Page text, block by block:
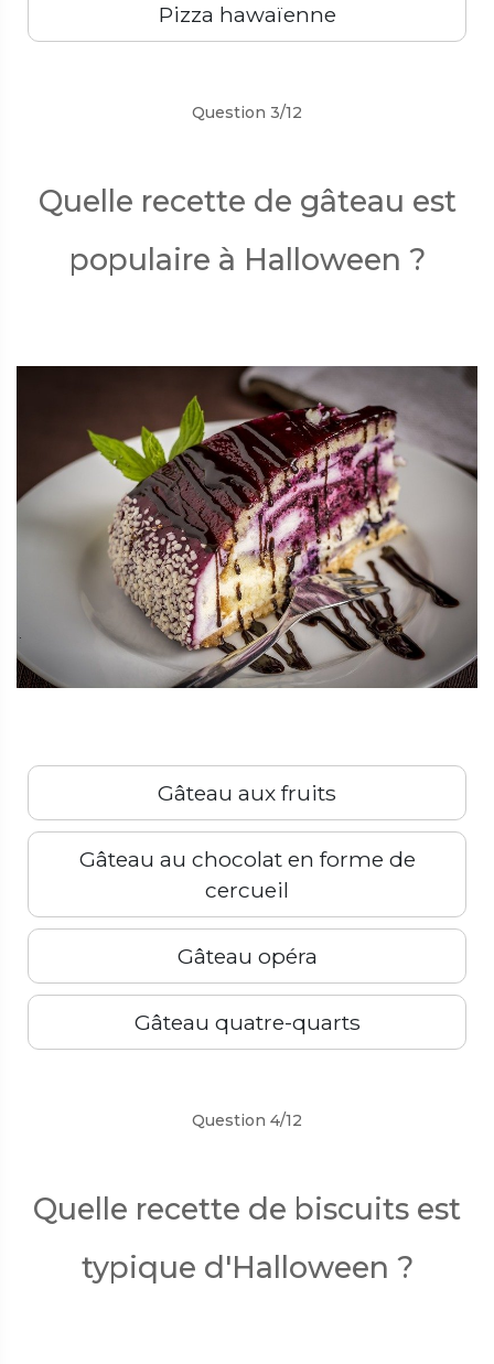
Pizza hawaïenne
Précédent Suivant
Question 3/12
Quelle recette de gâteau est
populaire à Halloween ?
Gâteau aux fruits
Gâteau au chocolat en forme de
cercueil
Gâteau opéra
Gâteau quatre-quarts
Précédent Suivant
Question 4/12
Quelle recette de biscuits est
typique d'Halloween ?